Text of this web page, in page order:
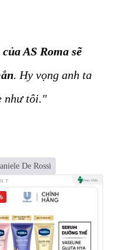
AS Roma sẽ
. Hy vọng anh ta
như tôi."
De Rossi